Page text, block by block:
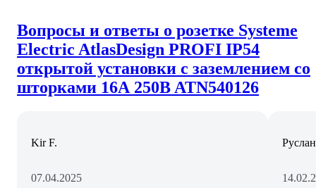
Вопросы и ответы о розетке Systeme
Electric AtlasDesign PROFI IP54
открытой установки с заземлением со
шторками 16А 250B ATN540126
Kir F.
07.04.2025